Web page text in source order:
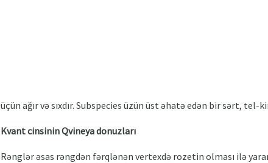
üçün ağır və sıxdır. Subspecies üzün üst əhatə edən bir sərt, tel-
Kvant cinsinin Qvineya donuzları
Rənglər əsas rəngdən fərqlənən vertexdə rozetin olması ilə